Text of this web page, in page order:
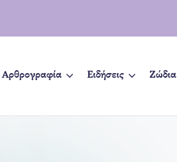
Αρθρογραφία Ειδήσεις Ζώδια